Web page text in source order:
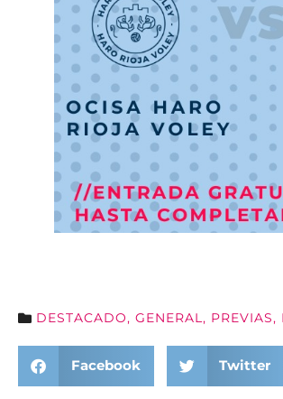
DESTACADO, GENERAL, PREVIAS,
Facebook Twitter